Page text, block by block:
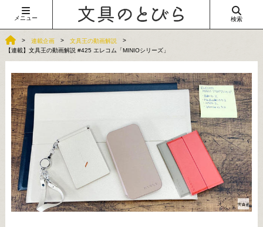
メニュー 検索
連載企画
文具王の動画解説
【連載】文具王の動画解説 #425 エレコム「MINIOシリーズ」